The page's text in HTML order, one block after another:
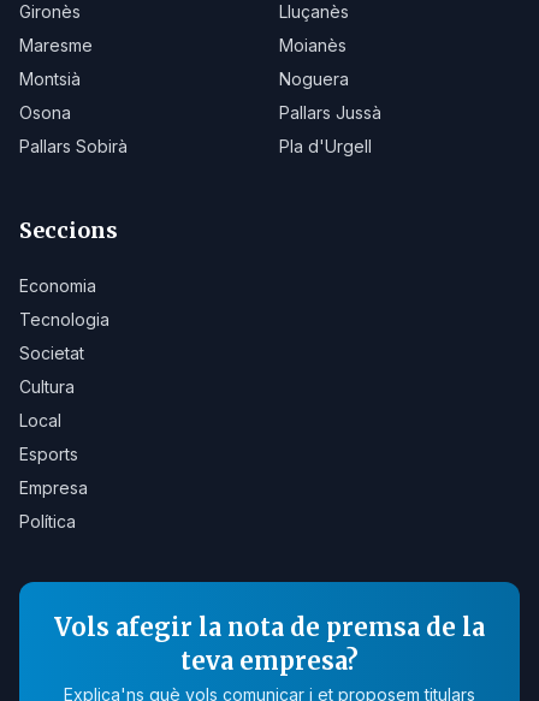
Gironès
Lluçanès
Maresme
Moianès
Montsià
Noguera
Osona
Pallars Jussà
Pallars Sobirà
Pla d'Urgell
Seccions
Economia
Tecnologia
Societat
Cultura
Local
Esports
Empresa
Política
Vols afegir la nota de premsa de la
teva empresa?
Explica'ns què vols comunicar i et proposem titulars